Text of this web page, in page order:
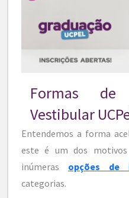
Formas
Vestibular
Entendemos a forma
este é um dos
inúmeras opções de
categorias.